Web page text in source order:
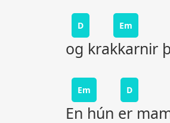
D Em
og krakkarnir
Em D
En hún er